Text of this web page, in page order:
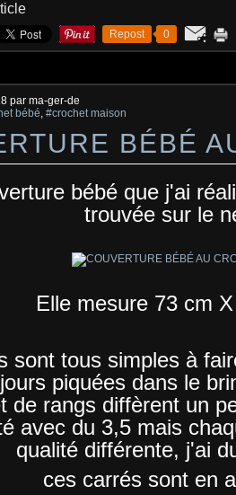
Repost 0
par ma-ger-de
bébé, #crochet maison
BÉBÉ
bébé que j'ai
trouvée sur le
Elle mesure 73 cm
sont tous simples à
piquées dans le
de rangs diffèrent un
avec du 3,5 mais
qualité différente, j'ai
ces carrés sont en